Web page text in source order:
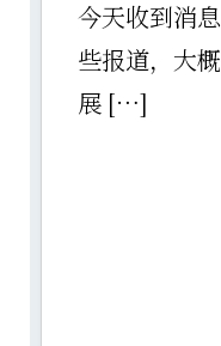
今天收到消
些报道，大
展 […]